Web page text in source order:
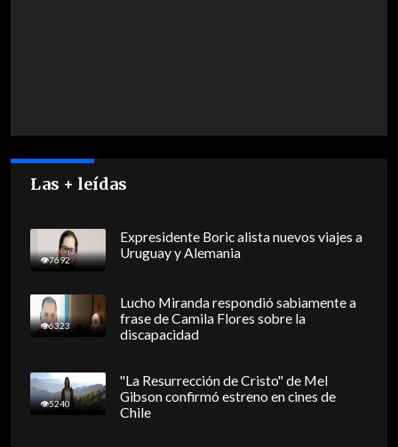
Las + leídas
7692
Expresidente Boric alista nuevos viajes a
Uruguay y Alemania
6323
Lucho Miranda respondió sabiamente a
frase de Camila Flores sobre la
discapacidad
5240
"La Resurrección de Cristo" de Mel
Gibson confirmó estreno en cines de
Chile